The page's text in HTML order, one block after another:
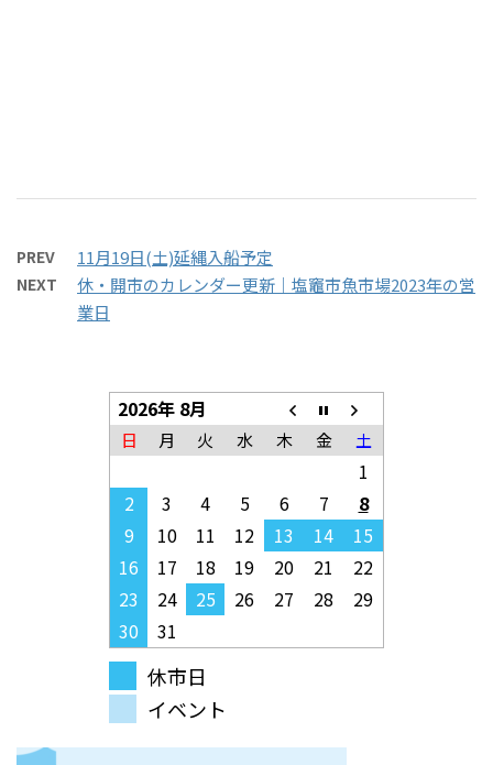
PREV 11月19日(土)延縄入船予定
NEXT
休・開市のカレンダー更新｜塩竈市魚市場2023年の営
業日
2026年 8月
日 月 火 水 木 金 土
1
2
3 4 5 6 7
8
9
10 11 12 13 14
15
16
17 18 19 20 21
22
23
24 25 26 27 28
29
30
31
休市日
イベント